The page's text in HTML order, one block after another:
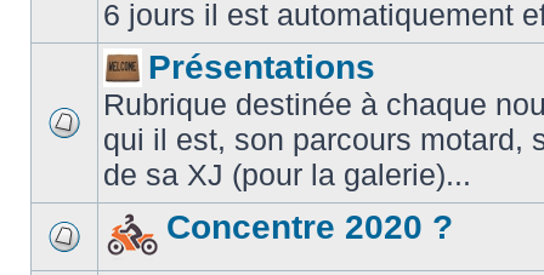
6 jours il est automatiquement
Présentations
Rubrique destinée à chaque
qui il est, son parcours motard,
de sa XJ (pour la galerie)...
Concentre 2020 ?